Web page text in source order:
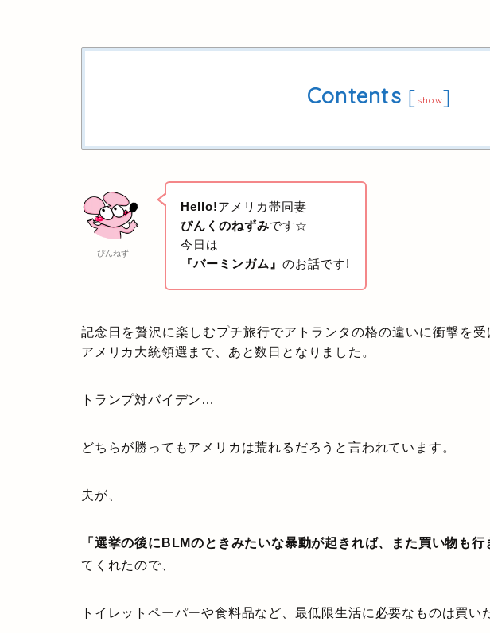
Contents [ show]
ぴんねず
Hello!アメリカ帯同妻
ぴんくのねずみです☆
今日は
『バーミンガム』のお話です!
記念日を贅沢に楽しむプチ旅行でアトランタの格の違いに衝撃を受
アメリカ大統領選まで、あと数日となりました。
トランプ対バイデン…
どちらが勝ってもアメリカは荒れるだろうと言われています。
夫が、
「選挙の後にBLMのときみたいな暴動が起きれば、また買い物も行
てくれたので、
トイレットペーパーや食料品など、最低限生活に必要なものは買い